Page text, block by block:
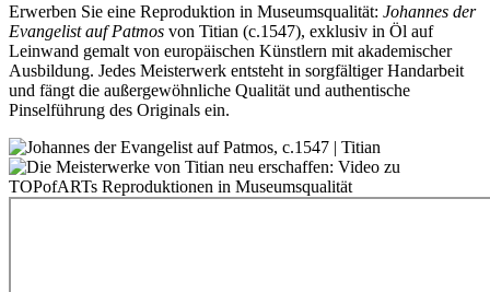
Erwerben Sie eine Reproduktion in Museumsqualität: Johannes der
Evangelist auf Patmos von Titian (c.1547), exklusiv in Öl auf
Leinwand gemalt von europäischen Künstlern mit akademischer
Ausbildung. Jedes Meisterwerk entsteht in sorgfältiger Handarbeit
und fängt die außergewöhnliche Qualität und authentische
Pinselführung des Originals ein.